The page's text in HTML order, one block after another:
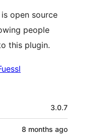
is open source
people
this plugin.
3.0.7
8 months ago